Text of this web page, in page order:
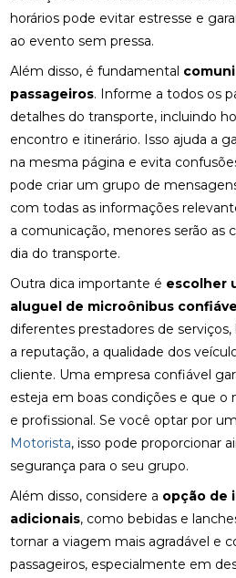
horários pode evitar estresse e
ao evento sem pressa.
Além disso, é fundamental
passageiros. Informe a todos os
detalhes do transporte, incluindo
encontro e itinerário. Isso ajuda a
na mesma página e evita
pode criar um grupo de
com todas as informações
a comunicação, menores serão as
dia do transporte.
Outra dica importante é escolher
aluguel de microônibus
diferentes prestadores de
a reputação, a qualidade dos
cliente. Uma empresa confiável
esteja em boas condições e que o
e profissional. Se você optar por
Motorista, isso pode proporcionar
segurança para o seu grupo.
Além disso, considere a opção de
adicionais, como bebidas e
tornar a viagem mais agradável e
passageiros, especialmente em